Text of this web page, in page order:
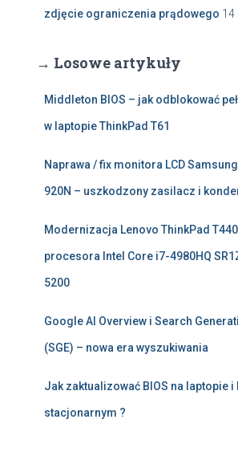
zdjęcie ograniczenia prądowego 14
→ Losowe artykuły
Middleton BIOS – jak odblokować
w laptopie ThinkPad T61
Naprawa / fix monitora LCD
920N – uszkodzony zasilacz i
Modernizacja Lenovo ThinkPad
procesora Intel Core i7-4980HQ
5200
Google AI Overview i Search
(SGE) – nowa era wyszukiwania
Jak zaktualizować BIOS na laptopie
stacjonarnym ?